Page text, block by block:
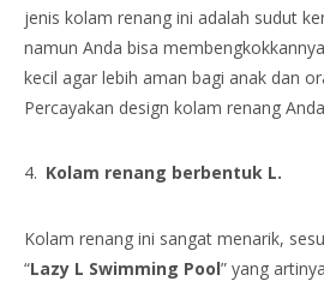
jenis kolam renang ini adalah sudut
namun Anda bisa
kecil agar lebih aman bagi anak dan
Percayakan design kolam renang
Kolam renang berbentuk L.
Kolam renang ini sangat menarik,
“Lazy L Swimming Pool” yang